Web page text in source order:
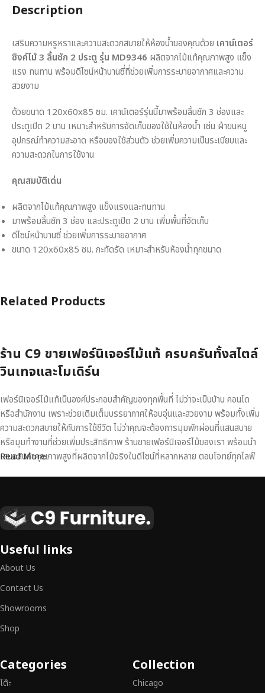
Description
เสริมความหรูหราและความสะดวกสบายให้ห้องน้ำของคุณด้วย เคาน์เตอร์
ซิงค์ไม้ 3 ลิ้นชัก 2 ประตู รุ่น MD9346 ผลิตจากไม้แท้คุณภาพสูง แข็ง
แรง ทนทาน พร้อมดีไซน์หน้าบานซี่ที่ช่วยเพิ่มการระบายอากาศและความ
สวยงาม
ด้วยขนาด 120x60x85 ซม. เคาน์เตอร์รุ่นนี้มาพร้อมลิ้นชัก 3 ช่องและ
ประตูเปิด 2 บาน เหมาะสำหรับการจัดเก็บของใช้ในห้องน้ำ เช่น ผ้าขนหนู
อุปกรณ์ทำความสะอาด หรือของใช้ส่วนตัว ช่วยเพิ่มความเป็นระเบียบและ
ความสะดวกในการใช้งาน
คุณสมบัติเด่น
ผลิตจากไม้แท้คุณภาพสูง แข็งแรงและทนทาน
มาพร้อมลิ้นชัก 3 ช่อง และประตูเปิด 2 บาน เพิ่มพื้นที่จัดเก็บ
ดีไซน์หน้าบานซี่ ช่วยเพิ่มการระบายอากาศ
ขนาด 120x60x85 ซม. กะทัดรัด เหมาะสำหรับห้องน้ำทุกขนาด
Related Products
ร้าน C9 ขายเฟอร์นิเจอร์ไม้แท้ ครบครันทั้งสไตล์
วินเทจและโมเดิร์น
เฟอร์นิเจอร์ไม้แท้เป็นองค์ประกอบสำคัญของทุกพื้นที่ ไม่ว่าจะเป็นบ้าน คอนโด
หรือสำนักงาน เพราะช่วยเติมเต็มบรรยากาศให้อบอุ่นและสวยงาม พร้อมทั้งเพิ่ม
ความสะดวกสบายให้กับการใช้ชีวิต ไม่ว่าคุณจะต้องการมุมพักผ่อนที่แสนสบาย
หรือมุมทำงานที่ช่วยเพิ่มประสิทธิภาพ ร้านขายเฟอร์นิเจอร์ไม้ของเรา พร้อมนำ
เสนอสินค้าคุณภาพสูงที่ผลิตจากไม้จริงในดีไซน์ที่หลากหลาย ตอบโจทย์ทุกไลฟ์
เหนือระดับ
เฟอร์นิเจอร์ไม้ไม่ใช่เพียงของตกแต่ง แต่เป็นงานศิลปะที่สะท้อนถึงรสนิยมและ
สามารถผสานความสวยงาม ความแข็งแรง และการใช้งานที่ตอบโจทย์ทุกความ
ต้องการได้อย่างลงตัว เฟอร์นิเจอร์ทุกชิ้นของเราผลิตจากวัสดุคุณภาพสูง ผ่าน
การตรวจสอบมาตรฐานอย่างเคร่งครัด
สิก และการใช้งานที่ยาวนาน
ประกันคุณภาพและการบริการที่ดีที่สุด
Read More
Useful links
About Us
Contact Us
Showrooms
Shop
Categories
โต๊ะ
Collection
Chicago